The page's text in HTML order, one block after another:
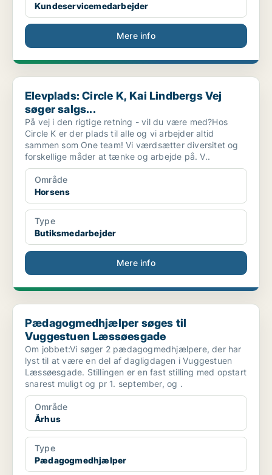
Kundeservicemedarbejder
Mere info
Elevplads: Circle K, Kai Lindbergs Vej søger salgs...
Elevplads: Circle K, Kai Lindbergs Vej
søger salgs...
På vej i den rigtige retning - vil du være med?Hos
Circle K er der plads til alle og vi arbejder altid
sammen som One team! Vi værdsætter diversitet og
forskellige måder at tænke og arbejde på. V..
Område
Horsens
Type
Butiksmedarbejder
Mere info
Pædagogmedhjælper søges til Vuggestuen Læssøesgade
Pædagogmedhjælper søges til
Vuggestuen Læssøesgade
Om jobbet:Vi søger 2 pædagogmedhjælpere, der har
lyst til at være en del af dagligdagen i Vuggestuen
Læssøesgade. Stillingen er en fast stilling med opstart
snarest muligt og pr 1. september, og .
Område
Århus
Type
Pædagogmedhjælper